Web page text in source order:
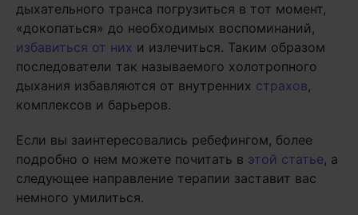
дыхательного транса погрузиться в тот момент,
«докопаться» до необходимых воспоминаний,
избавиться от них и излечиться. Таким образом
последователи так называемого холотропного
дыхания избавляются от внутренних страхов,
комплексов и барьеров.
Если вы заинтересовались ребефингом, более
подробно о нем можете почитать в этой статье, а
следующее направление терапии заставит вас
немного умилиться.